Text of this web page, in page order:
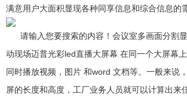
满意用户大面积显现各种同享信息和综合信息的
请输入您要搜索的内容！会议室多画面分割
动现场迈普光彩led直播大屏幕 在同一个大屏幕
同时播放视频，图片 和word 文档等。一般来说
屏的长度和高度，工厂业务人员就可以计算出来